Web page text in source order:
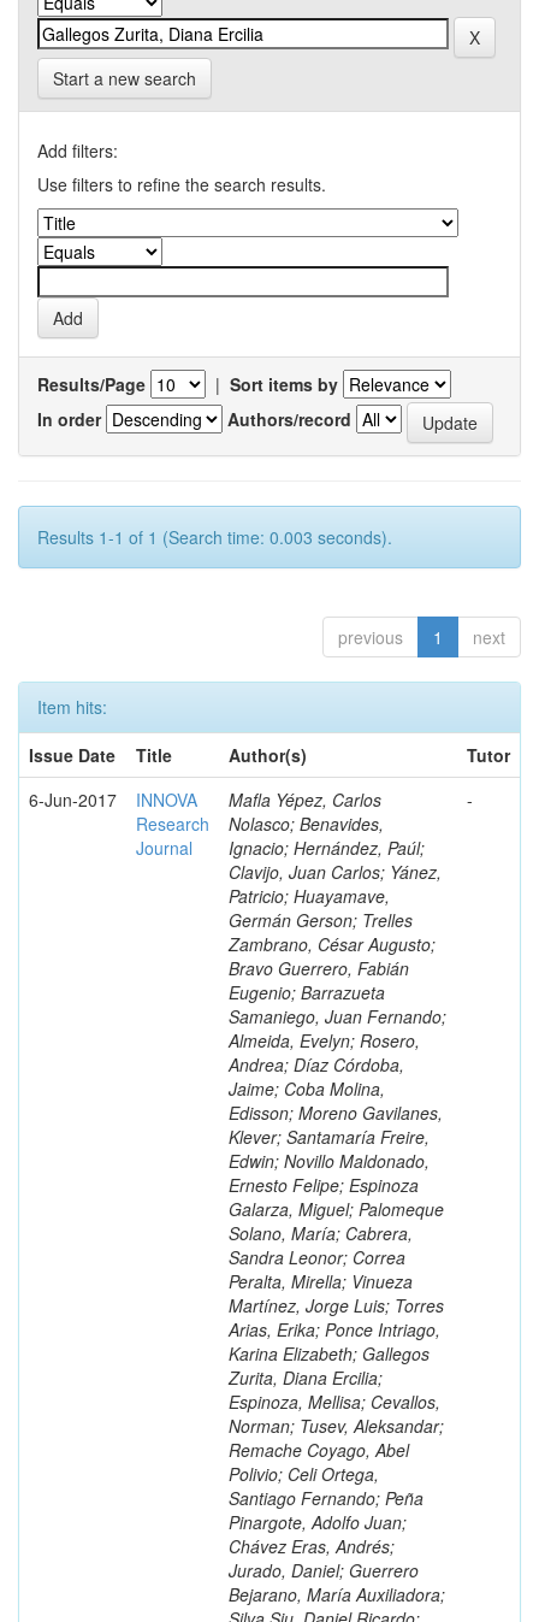
Start a new search
Add filters:
Use filters to refine the search results.
Results/Page | Sort items by
In order
Authors/record
Results 1-1 of 1 (Search time: 0.003 seconds).
previous 1 next
Item hits:
Issue Date
Title Author(s)
Tutor
6-Jun-2017
INNOVA
Research
Journal
Mafla Yépez, Carlos
Nolasco; Benavides,
Ignacio; Hernández, Paúl;
Clavijo, Juan Carlos; Yánez,
Patricio; Huayamave,
Germán Gerson; Trelles
Zambrano, César Augusto;
Bravo Guerrero, Fabián
Eugenio; Barrazueta
Samaniego, Juan Fernando;
Almeida, Evelyn; Rosero,
Andrea; Díaz Córdoba,
Jaime; Coba Molina,
Edisson; Moreno Gavilanes,
Klever; Santamaría Freire,
Edwin; Novillo Maldonado,
Ernesto Felipe; Espinoza
Galarza, Miguel; Palomeque
Solano, María; Cabrera,
Sandra Leonor; Correa
Peralta, Mirella; Vinueza
Martínez, Jorge Luis; Torres
Arias, Erika; Ponce Intriago,
Karina Elizabeth; Gallegos
Zurita, Diana Ercilia;
Espinoza, Mellisa; Cevallos,
Norman; Tusev, Aleksandar;
Remache Coyago, Abel
Polivio; Celi Ortega,
Santiago Fernando; Peña
Pinargote, Adolfo Juan;
Chávez Eras, Andrés;
Jurado, Daniel; Guerrero
Bejarano, María Auxiliadora;
-